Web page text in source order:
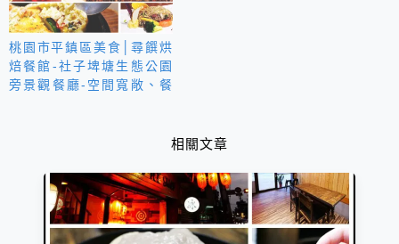
桃園市平鎮區美食│尋饌烘
焙餐館-社子埤塘生態公園
旁景觀餐廳-空間寬敞、餐
相關文章